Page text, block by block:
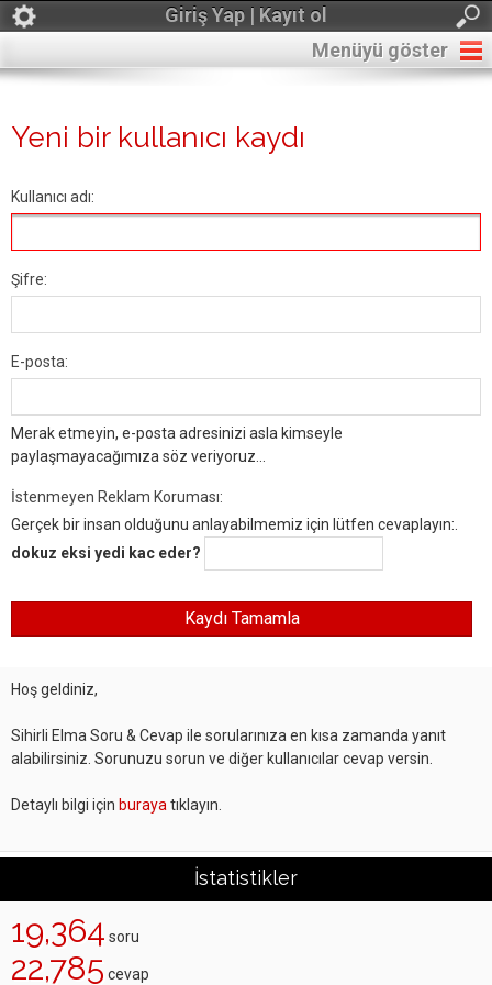
Giriş Yap | Kayıt ol
Menüyü göster
Yeni bir kullanıcı kaydı
Kullanıcı adı:
Şifre:
E-posta:
Merak etmeyin, e-posta adresinizi asla kimseyle
paylaşmayacağımıza söz veriyoruz...
İstenmeyen Reklam Koruması:
Gerçek bir insan olduğunu anlayabilmemiz için lütfen cevaplayın:.
dokuz eksi yedi kac eder?
Hoş geldiniz,
Sihirli Elma Soru & Cevap ile sorularınıza en kısa zamanda yanıt
alabilirsiniz. Sorunuzu sorun ve diğer kullanıcılar cevap versin.
Detaylı bilgi için buraya tıklayın.
İstatistikler
19,364 soru
22,785 cevap